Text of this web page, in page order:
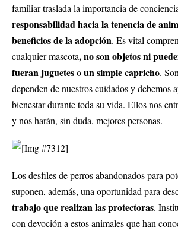
familiar traslada la importancia de
responsabilidad hacia la tenencia de
beneficios de la adopción. Es vital
cualquier mascota, no son objetos ni
fueran juguetes o un simple capricho.
dependen de nuestros cuidados y debemos
bienestar durante toda su vida. Ellos nos
y nos harán, sin duda, mejores personas.
Los desfiles de perros abandonados para
suponen, además, una oportunidad para
trabajo que realizan las protectoras.
con devoción a estos animales que han